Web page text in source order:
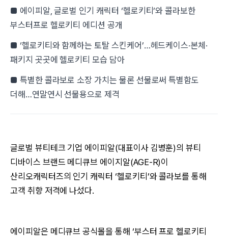
■ 에이피알, 글로벌 인기 캐릭터 ‘헬로키티’와 콜라보한
부스터프로 헬로키티 에디션 공개
■ ‘헬로키티와 함께하는 토탈 스킨케어’…헤드케이스·본체·
패키지 곳곳에 헬로키티 모습 담아
■ 특별한 콜라보로 소장 가치는 물론 선물로써 특별함도
더해…연말연시 선물용으로 제격
글로벌 뷰티테크 기업 에이피알(대표이사 김병훈)의 뷰티
디바이스 브랜드 메디큐브 에이지알(AGE-R)이
산리오캐릭터즈의 인기 캐릭터 ‘헬로키티’와 콜라보를 통해
고객 취향 저격에 나섰다.
에이피알은 메디큐브 공식몰을 통해 ‘부스터 프로 헬로키티